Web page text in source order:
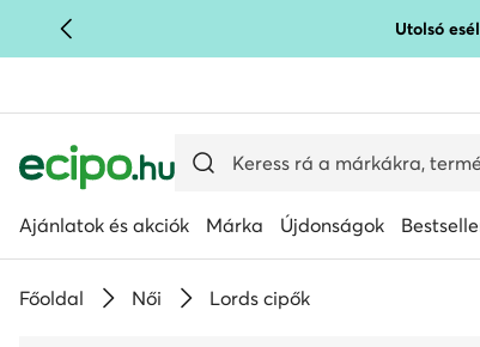
UGRÁS A FŐ TARTALOMRA Utolsó
Ajánlatok és akciók Márka Újdonságok
Főoldal Női Lords cipők